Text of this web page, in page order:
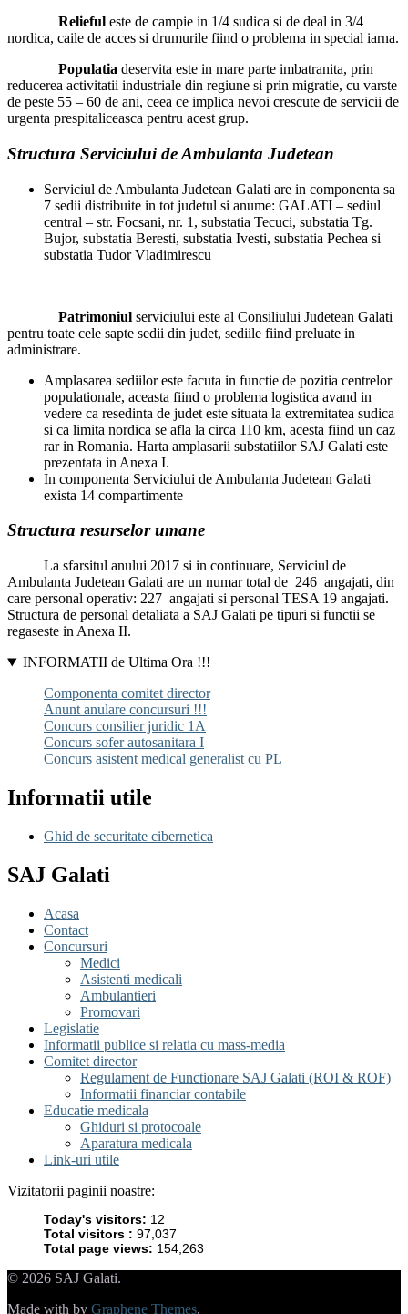
Relieful este de campie in 1/4 sudica si de deal in 3/4
nordica, caile de acces si drumurile fiind o problema in special iarna.
Populatia deservita este in mare parte imbatranita, prin
reducerea activitatii industriale din regiune si prin migratie, cu varste
de peste 55 – 60 de ani, ceea ce implica nevoi crescute de servicii de
urgenta prespitaliceasca pentru acest grup.
Structura Serviciului de Ambulanta Judetean
Serviciul de Ambulanta Judetean Galati are in componenta sa
7 sedii distribuite in tot judetul si anume: GALATI – sediul
central – str. Focsani, nr. 1, substatia Tecuci, substatia Tg.
Bujor, substatia Beresti, substatia Ivesti, substatia Pechea si
substatia Tudor Vladimirescu
Patrimoniul serviciului este al Consiliului Judetean Galati
pentru toate cele sapte sedii din judet, sediile fiind preluate in
administrare.
Amplasarea sediilor este facuta in functie de pozitia centrelor
populationale, aceasta fiind o problema logistica avand in
vedere ca resedinta de judet este situata la extremitatea sudica
si ca limita nordica se afla la circa 110 km, acesta fiind un caz
rar in Romania. Harta amplasarii substatiilor SAJ Galati este
prezentata in Anexa I.
In componenta Serviciului de Ambulanta Judetean Galati
exista 14 compartimente
Structura resurselor umane
La sfarsitul anului 2017 si in continuare, Serviciul de
Ambulanta Judetean Galati are un numar total de 246 angajati, din
care personal operativ: 227 angajati si personal TESA 19 angajati.
Structura de personal detaliata a SAJ Galati pe tipuri si functii se
regaseste in Anexa II.
INFORMATII de Ultima Ora !!!
Componenta comitet director
Anunt anulare concursuri !!!
Concurs consilier juridic 1A
Concurs sofer autosanitara I
Concurs asistent medical generalist cu PL
Informatii utile
Ghid de securitate cibernetica
SAJ Galati
Acasa
Contact
Concursuri
Medici
Asistenti medicali
Ambulantieri
Promovari
Legislatie
Informatii publice si relatia cu mass-media
Comitet director
Regulament de Functionare SAJ Galati (ROI & ROF)
Informatii financiar contabile
Educatie medicala
Ghiduri si protocoale
Aparatura medicala
Link-uri utile
Vizitatorii paginii noastre:
Today's visitors: 12
Total visitors : 97,037
Total page views: 154,263
© 2026 SAJ Galati.
Made with by Graphene Themes.